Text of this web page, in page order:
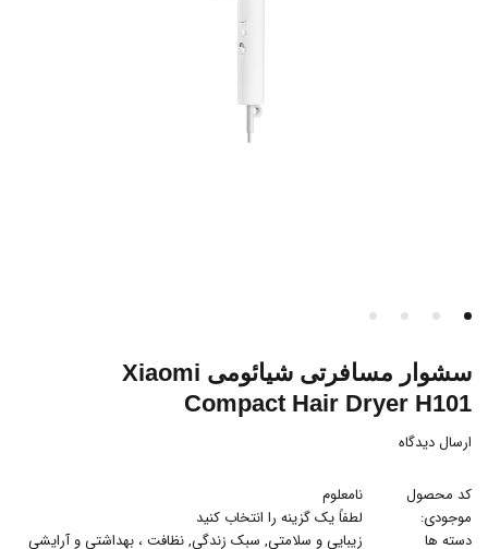
سشوار مسافرتی شیائومی Xiaomi
Compact Hair Dryer H101
ارسال دیدگاه
کد محصول
نامعلوم
موجودی:
لطفاً یک گزینه را انتخاب کنید
دسته ها
زیبایی و سلامتی, سبک زندگی,نظافت ، بهداشتی و آرایشی